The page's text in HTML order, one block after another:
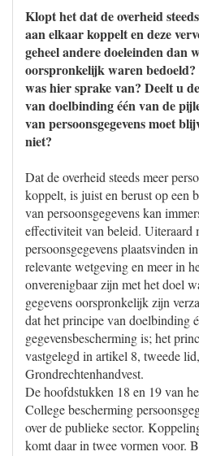
Klopt het dat de overheid
aan elkaar koppelt en deze
geheel andere doeleinden dan
oorspronkelijk waren
was hier sprake van? Deelt u
van doelbinding één van de
van persoonsgegevens moet
niet?
Dat de overheid steeds meer
koppelt, is juist en berust op een
van persoonsgegevens kan
effectiviteit van beleid. Uiteraard
persoonsgegevens plaatsvinden
relevante wetgeving en meer in
onverenigbaar zijn met het doel
gegevens oorspronkelijk zijn
dat het principe van doelbinding
gegevensbescherming is; het
vastgelegd in artikel 8, tweede
Grondrechtenhandvest.
De hoofdstukken 18 en 19 van
College bescherming
over de publieke sector.
komt daar in twee vormen voor.